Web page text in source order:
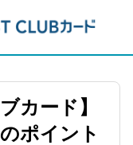
カード】
ポイント